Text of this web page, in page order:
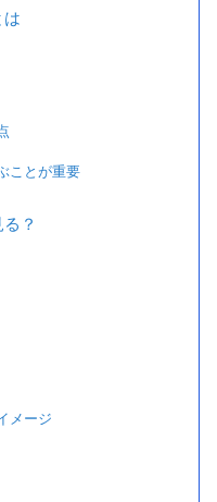
は
ことが重要
？
メージ